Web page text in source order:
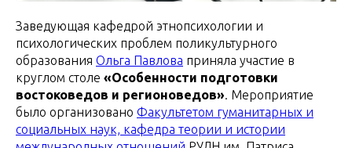
Заведующая кафедрой этнопсихологии и
психологических проблем поликультурного
образования Ольга Павлова приняла участие в
круглом столе «Особенности подготовки
востоковедов и регионоведов» . Мероприятие
было организовано Факультетом гуманитарных и
социальных наук, кафедра теории и истории